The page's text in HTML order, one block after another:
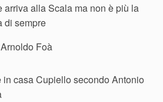
arriva alla Scala ma non è più la
di sempre
Foà
in casa Cupiello secondo Antonio